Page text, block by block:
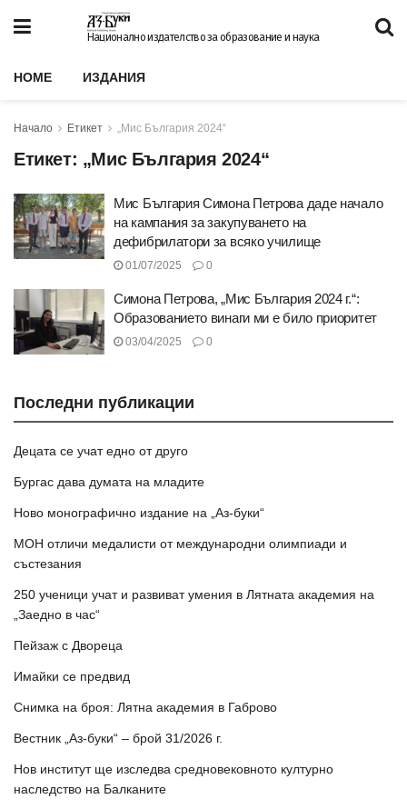
Национално издателство за образование и наука
HOME ИЗДАНИЯ
Начало Етикет „Мис България 2024“
Етикет: „Мис България 2024“
Мис България Симона Петрова даде начало
на кампания за закупуването на
дефибрилатори за всяко училище
01/07/2025 0
Симона Петрова, „Мис България 2024 г.“:
Образованието винаги ми е било приоритет
03/04/2025 0
Последни публикации
Децата се учат едно от друго
Бургас дава думата на младите
Ново монографично издание на „Аз-буки“
МОН отличи медалисти от международни олимпиади и
състезания
250 ученици учат и развиват умения в Лятната академия на
„Заедно в час“
Пейзаж с Двореца
Имайки се предвид
Снимка на броя: Лятна академия в Габрово
Вестник „Аз-буки“ – брой 31/2026 г.
Нов институт ще изследва средновековното културно
наследство на Балканите